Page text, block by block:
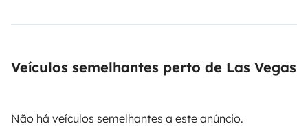
Veículos semelhantes perto de Las Vegas
Não há veículos semelhantes a este anúncio.